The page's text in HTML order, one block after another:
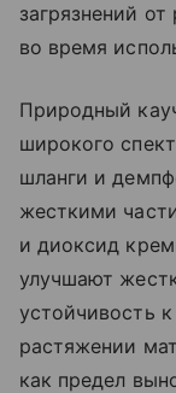
загрязнений
во время
Природный
широкого
шланги и
жесткими
и диоксид
улучшают
устойчивость
растяжении
как предел